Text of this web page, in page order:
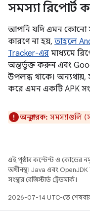
সমস্যা রিপোর্ট
আপনি যদি এমন কোনো
কারণে না হয়, তাহলে
Tracker-এর মাধ্যমে
অন্তর্ভুক্ত করুন এবং
উপলব্ধ থাকে।
করে এমন একটি APK
অনুস্মারক: সমস্যাগুলি
এই পৃষ্ঠার কন্টেন্ট ও কোডের
অধীনস্থ। Java এবং
সংস্থার রেজিস্টার্ড ট্রেডমার্ক।
2026-07-14 UTC-তে